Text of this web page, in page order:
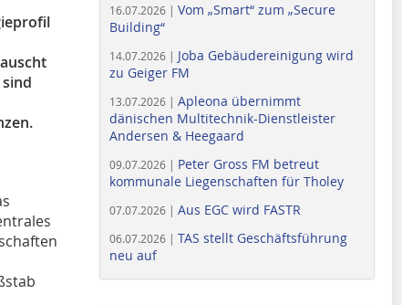
16.07.2026 | Vom „Smart“ zum „Secure
Building“
14.07.2026 | Joba Gebäudereinigung wird
zu Geiger FM
13.07.2026 | Apleona übernimmt
dänischen Multitechnik-Dienstleister
Andersen & Heegaard
09.07.2026 | Peter Gross FM betreut
kommunale Liegenschaften für Tholey
07.07.2026 | Aus EGC wird FASTR
06.07.2026 | TAS stellt Geschäftsführung
neu auf